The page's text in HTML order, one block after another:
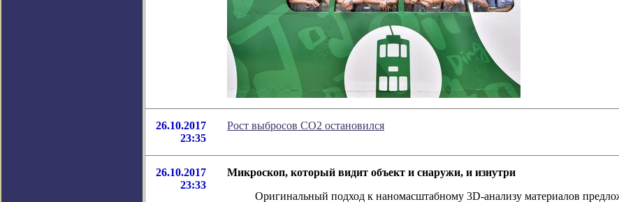
26.10.2017
23:35
Рост выбросов CO2 остановился
26.10.2017
23:33
Микроскоп, который видит объект и снаружи, и изнутри
Оригинальный подход к наномасштабному 3D-анализу материалов